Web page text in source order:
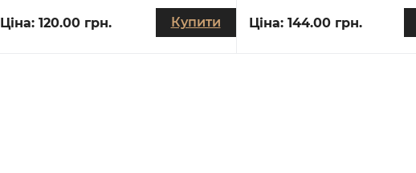
Ціна: 120.00 грн. Купити Ціна: 144.00 грн.